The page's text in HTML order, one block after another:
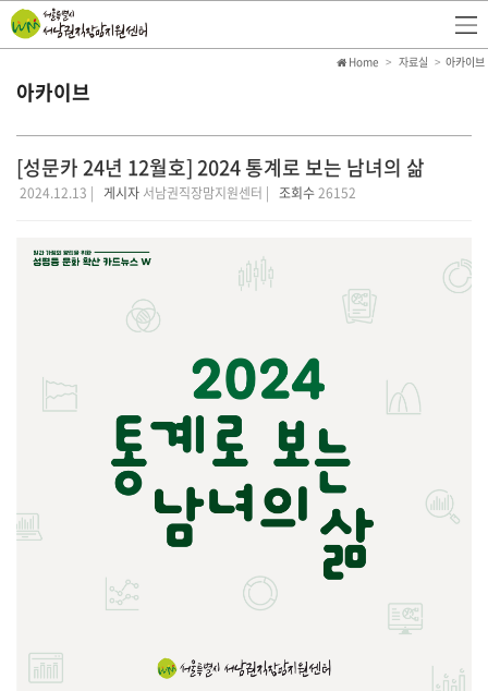
아카이브
Home 자료실 아카이브
[성문카 24년 12월호] 2024 통계로 보는 남녀의 삶
2024.12.13 | 게시자 서남권직장맘지원센터 | 조회수26152